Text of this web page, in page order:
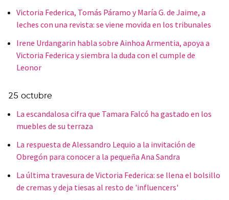
Victoria Federica, Tomás Páramo y María G. de Jaime, a
leches con una revista: se viene movida en los tribunales
Irene Urdangarin habla sobre Ainhoa Armentia, apoya a
Victoria Federica y siembra la duda con el cumple de
Leonor
25 octubre
La escandalosa cifra que Tamara Falcó ha gastado en los
muebles de su terraza
La respuesta de Alessandro Lequio a la invitación de
Obregón para conocer a la pequeña Ana Sandra
La última travesura de Victoria Federica: se llena el bolsillo
de cremas y deja tiesas al resto de 'influencers'